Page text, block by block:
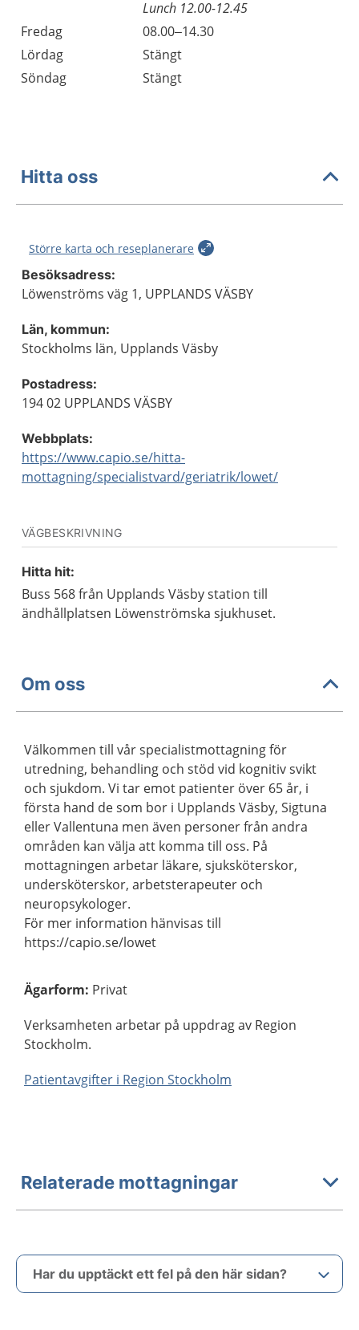
Lunch 12.00-12.45
Fredag
08.00–14.30
Lördag
Stängt
Söndag
Stängt
Hitta oss
Större karta och reseplanerare
Besöksadress:
Löwenströms väg 1, UPPLANDS VÄSBY
Län, kommun:
Stockholms län, Upplands Väsby
Postadress:
194 02 UPPLANDS VÄSBY
Webbplats:
https://www.capio.se/hitta-
mottagning/specialistvard/geriatrik/lowet/
VÄGBESKRIVNING
Hitta hit:
Buss 568 från Upplands Väsby station till
ändhållplatsen Löwenströmska sjukhuset.
Om oss
Välkommen till vår specialistmottagning för
utredning, behandling och stöd vid kognitiv svikt
och sjukdom. Vi tar emot patienter över 65 år, i
första hand de som bor i Upplands Väsby, Sigtuna
eller Vallentuna men även personer från andra
områden kan välja att komma till oss. På
mottagningen arbetar läkare, sjuksköterskor,
undersköterskor, arbetsterapeuter och
neuropsykologer.
För mer information hänvisas till
https://capio.se/lowet
Ägarform: Privat
Verksamheten arbetar på uppdrag av Region
Stockholm.
Patientavgifter i Region Stockholm
Relaterade mottagningar
Har du upptäckt ett fel på den här sidan?